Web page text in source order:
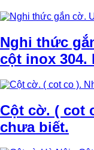
Nghi thức
cột inox 304.
Cột cờ. ( cot
chưa biết.